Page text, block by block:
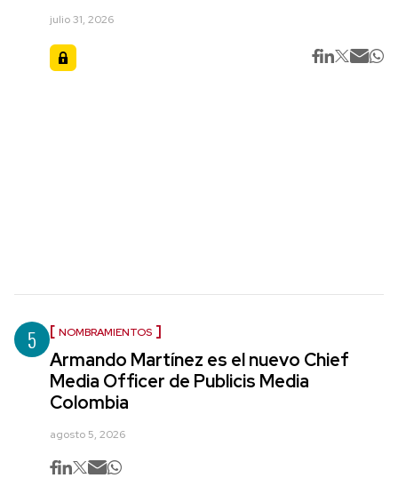
julio 31, 2026
5 NOMBRAMIENTOS
Armando Martínez es el nuevo Chief
Media Officer de Publicis Media
Colombia
agosto 5, 2026